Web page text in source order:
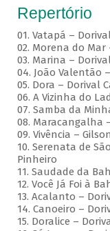
Repertório
01. Vatapá –
02. Morena do Mar
03. Marina –
04. João Valentão
05. Dora – Dorival
06. A Vizinha do
07. Samba da
08. Maracangalha
09. Vivência –
10. Serenata de
Pinheiro
11. Saudade da
12. Você Já Foi à
13. Acalanto –
14. Canoeiro –
15. Doralice –